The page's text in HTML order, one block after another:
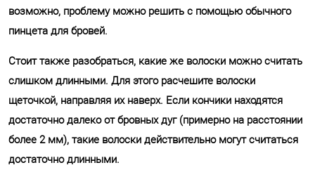
возможно, проблему можно решить с помощью обычного
пинцета для бровей.
Стоит также разобраться, какие же волоски можно считать
слишком длинными. Для этого расчешите волоски
щеточкой, направляя их наверх. Если кончики находятся
достаточно далеко от бровных дуг (примерно на расстоянии
более 2 мм), такие волоски действительно могут считаться
достаточно длинными.